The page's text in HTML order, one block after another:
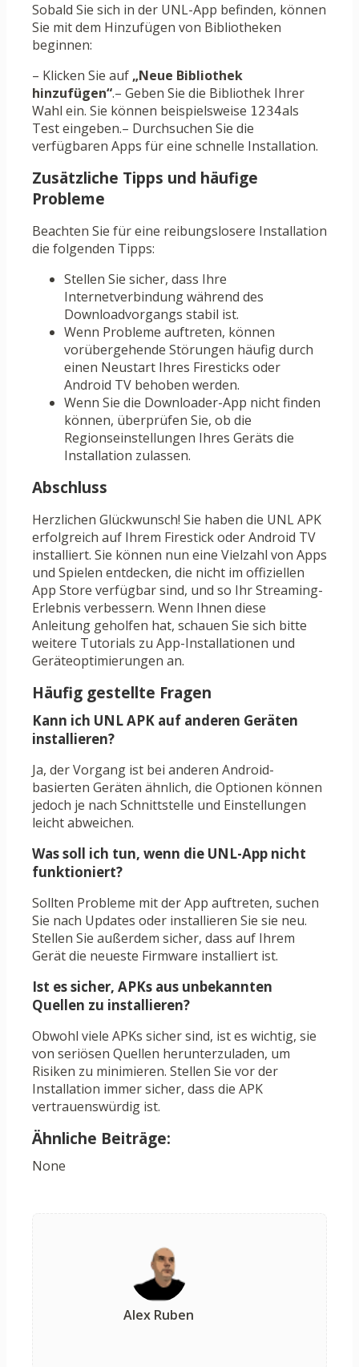
Sobald Sie sich in der UNL-App befinden, können
Sie mit dem Hinzufügen von Bibliotheken
beginnen:
– Klicken Sie auf „Neue Bibliothek
hinzufügen“.– Geben Sie die Bibliothek Ihrer
Wahl ein. Sie können beispielsweise 1234als
Test eingeben.– Durchsuchen Sie die
verfügbaren Apps für eine schnelle Installation.
Zusätzliche Tipps und häufige
Probleme
Beachten Sie für eine reibungslosere Installation
die folgenden Tipps:
Stellen Sie sicher, dass Ihre
Internetverbindung während des
Downloadvorgangs stabil ist.
Wenn Probleme auftreten, können
vorübergehende Störungen häufig durch
einen Neustart Ihres Firesticks oder
Android TV behoben werden.
Wenn Sie die Downloader-App nicht finden
können, überprüfen Sie, ob die
Regionseinstellungen Ihres Geräts die
Installation zulassen.
Abschluss
Herzlichen Glückwunsch! Sie haben die UNL APK
erfolgreich auf Ihrem Firestick oder Android TV
installiert. Sie können nun eine Vielzahl von Apps
und Spielen entdecken, die nicht im offiziellen
App Store verfügbar sind, und so Ihr Streaming-
Erlebnis verbessern. Wenn Ihnen diese
Anleitung geholfen hat, schauen Sie sich bitte
weitere Tutorials zu App-Installationen und
Geräteoptimierungen an.
Häufig gestellte Fragen
Kann ich UNL APK auf anderen Geräten
installieren?
Ja, der Vorgang ist bei anderen Android-
basierten Geräten ähnlich, die Optionen können
jedoch je nach Schnittstelle und Einstellungen
leicht abweichen.
Was soll ich tun, wenn die UNL-App nicht
funktioniert?
Sollten Probleme mit der App auftreten, suchen
Sie nach Updates oder installieren Sie sie neu.
Stellen Sie außerdem sicher, dass auf Ihrem
Gerät die neueste Firmware installiert ist.
Ist es sicher, APKs aus unbekannten
Quellen zu installieren?
Obwohl viele APKs sicher sind, ist es wichtig, sie
von seriösen Quellen herunterzuladen, um
Risiken zu minimieren. Stellen Sie vor der
Installation immer sicher, dass die APK
vertrauenswürdig ist.
Ähnliche Beiträge:
None
Alex Ruben